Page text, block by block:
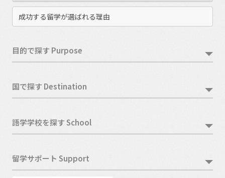
成功する留学が選ばれる理由
目的で探す Purpose
国で探す Destination
語学学校を探す School
留学サポート Support